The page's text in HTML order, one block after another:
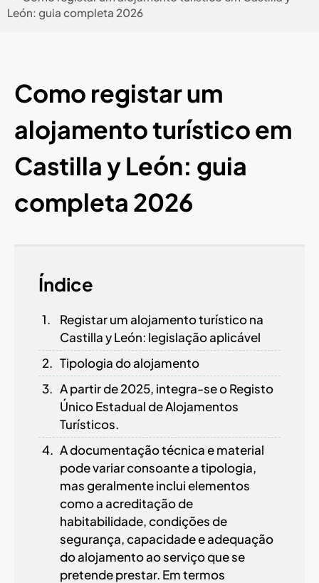
León: guia completa 2026
Como registar um
alojamento turístico em
Castilla y León: guia
completa 2026
Índice
Registar um alojamento turístico na
Castilla y León: legislação aplicável
Tipologia do alojamento
A partir de 2025, integra-se o Registo
Único Estadual de Alojamentos
Turísticos.
A documentação técnica e material
pode variar consoante a tipologia,
mas geralmente inclui elementos
como a acreditação de
habitabilidade, condições de
segurança, capacidade e adequação
do alojamento ao serviço que se
pretende prestar. Em termos